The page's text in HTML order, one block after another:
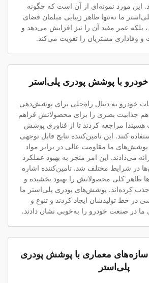
این مورد نمونه‌ای از آن است که چگونه
ما نه‌تنها ظاهر زیبایی مبلمان فضای
بلکه عمر مفید آن را نیز افزایش می‌دهد و
و وفاداری مشتریان را تقویت می‌کند.
با پوشش پودری پلی‌استر
خودرو به دنبال راه‌حلی برای پوشش‌دهی
جذابیت بصری را برای محصولاتش فراهم
مراجعه کردند تا از فناوری پوشش
کنند. این تامین‌کننده نتایج قابل توجهی
پوشش‌های ما مقاومت عالی در برابر مواد
می‌دادند. این امر منجر به بهبود عملکرد
در شرایط مختلف شد. تامین‌کننده اشاره
ظاهر کلی محصولاتش را بهبود بخشیده و
کرده‌اند. پوشش‌های پودری پلی‌استر ما
در خط تولیدشان ایجاد کردند و تنوع و
در صنعت خودرو را به‌خوبی نشان دادند.
سازه‌های معماری با پوشش پودری
پلی‌استر